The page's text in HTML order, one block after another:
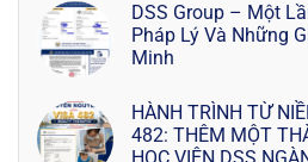
DSS Group – Một
Pháp Lý Và Những
Minh
HÀNH TRÌNH TỪ
482: THÊM MỘT